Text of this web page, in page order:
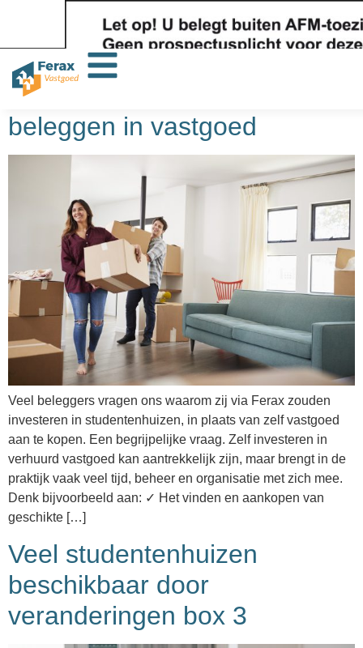
Categorie:nieuws
Zelf investeren of samen
beleggen in vastgoed
Veel beleggers vragen ons waarom zij via Ferax zouden
investeren in studentenhuizen, in plaats van zelf vastgoed
aan te kopen. Een begrijpelijke vraag. Zelf investeren in
verhuurd vastgoed kan aantrekkelijk zijn, maar brengt in de
praktijk vaak veel tijd, beheer en organisatie met zich mee.
Denk bijvoorbeeld aan: ✓ Het vinden en aankopen van
geschikte […]
Veel studentenhuizen
beschikbaar door
veranderingen box 3